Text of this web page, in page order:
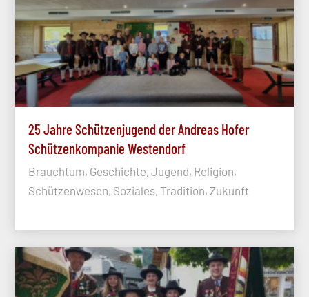
25 Jahre Schützenjugend der Andreas Hofer
Schützenkompanie Westendorf
Brauchtum, Geschichte, Jugend, Religion,
Schützenwesen, Soziales, Tradition, Zukunft